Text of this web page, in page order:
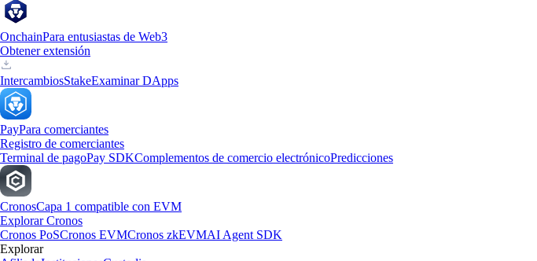
OnchainPara entusiastas de Web3
Obtener extensión
IntercambiosStakeExaminar DApps
PayPara comerciantes
Registro de comerciantes
Terminal de pagoPay SDKComplementos de comercio electrónicoPredicciones
CronosCapa 1 compatible con EVM
Explorar Cronos
Cronos PoSCronos EVMCronos zkEVMAI Agent SDK
Explorar